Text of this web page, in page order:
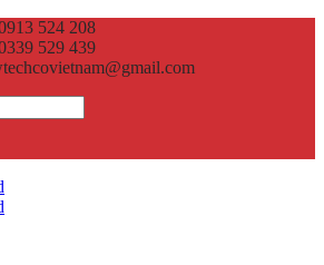
524 208
529 439